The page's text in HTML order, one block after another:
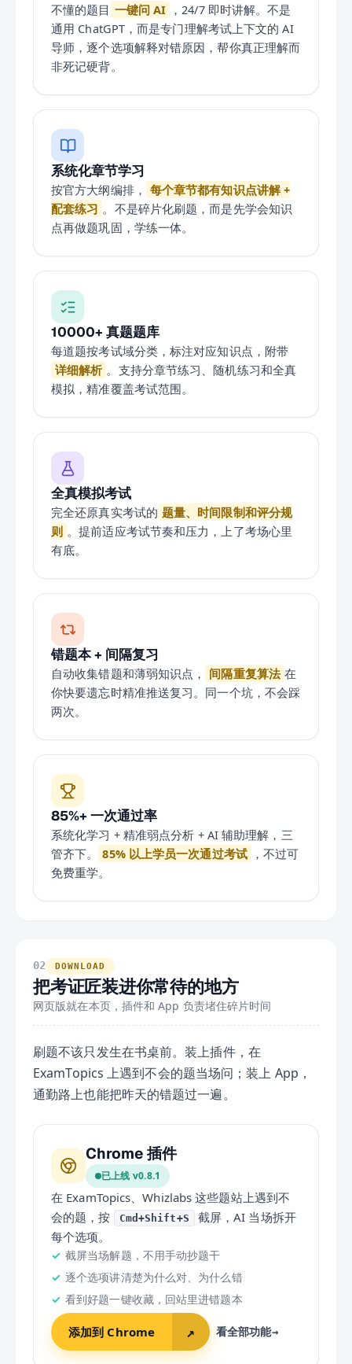
不懂的题目 一键问 AI ，24/7 即时讲解。不是
通用 ChatGPT，而是专门理解考试上下文的 AI
导师，逐个选项解释对错原因，帮你真正理解而
非死记硬背。
系统化章节学习
按官方大纲编排， 每个章节都有知识点讲解 +
配套练习 。不是碎片化刷题，而是先学会知识
点再做题巩固，学练一体。
10000+ 真题题库
每道题按考试域分类，标注对应知识点，附带
详细解析 。支持分章节练习、随机练习和全真
模拟，精准覆盖考试范围。
全真模拟考试
完全还原真实考试的 题量、时间限制和评分规
则 。提前适应考试节奏和压力，上了考场心里
有底。
错题本 + 间隔复习
自动收集错题和薄弱知识点， 间隔重复算法 在
你快要遗忘时精准推送复习。同一个坑，不会踩
两次。
85%+ 一次通过率
系统化学习 + 精准弱点分析 + AI 辅助理解，三
管齐下。
85% 以上学员一次通过考试 ，不过可
免费重学。
02 DOWNLOAD
把考证匠装进你常待的地方
网页版就在本页，插件和 App 负责堵住碎片时间
刷题不该只发生在书桌前。装上插件，在
ExamTopics 上遇到不会的题当场问；装上 App，
通勤路上也能把昨天的错题过一遍。
Chrome 插件
已上线 v0.8.1
在 ExamTopics、Whizlabs 这些题站上遇到不
会的题，按
Cmd+Shift+S
截屏，AI 当场拆开
每个选项。
截屏当场解题，不用手动抄题干
逐个选项讲清楚为什么对、为什么错
看到好题一键收藏，回站里进错题本
添加到 Chrome ↗ 看全部功能→